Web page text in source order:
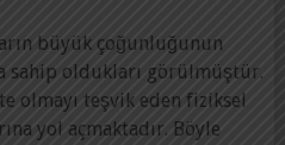
büyük çoğunluğunun
sahip oldukları görülmüştür.
olmayı teşvik eden fiziksel
yol açmaktadır. Böyle